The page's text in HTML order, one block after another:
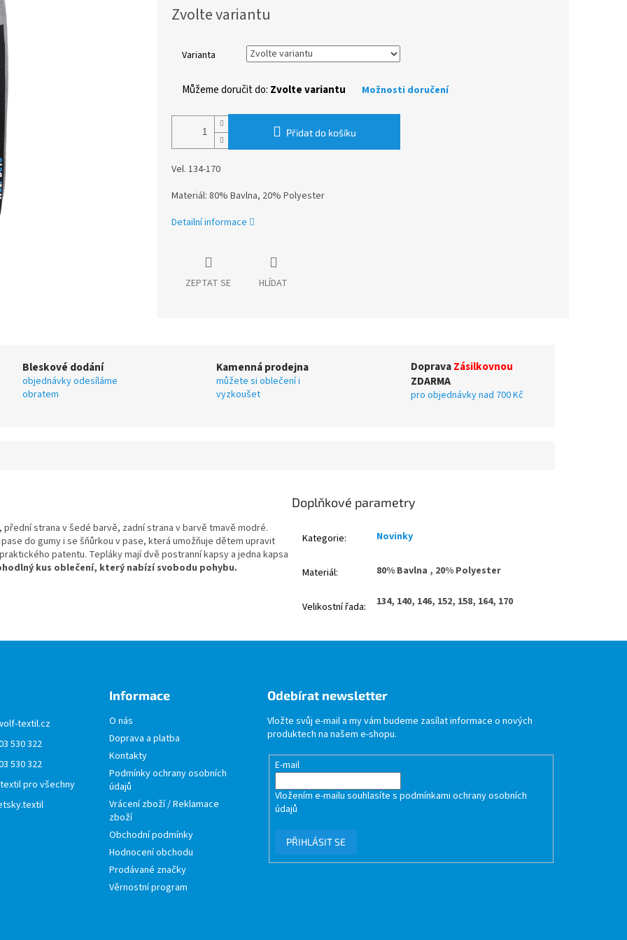
cena:
Zvolte variantu
Varianta
Můžeme doručit do: Zvolte variantu Možnosti doručení
Přidat do košíku
Vel. 134-170
Materiál: 80% Bavlna, 20% Polyester
Detailní informace
ZEPTAT SE HLÍDAT
Bleskové dodání
objednávky odesíláme
obratem
Kamenná prodejna
můžete si oblečení i
vyzkoušet
DopravaZásilkovnou
ZDARMA
pro objednávky nad 700 Kč
strana v šedé barvě, zadní strana v barvě tmavě modré.
do gumy i se šňůrkou v pase, která umožňuje dětem upravit
patentu. Tepláky mají dvě postranní kapsy a jedna kapsa
kus oblečení, který nabízí svobodu pohybu.
Doplňkové parametry
Kategorie: Novinky
Materiál: 80% Bavlna , 20% Polyester
Velikostní řada: 134, 140, 146, 152, 158, 164, 170
textil.cz
530 322
530 322
pro všechny
Informace
O nás
Doprava a platba
Kontakty
Podmínky ochrany osobních
údajů
Vrácení zboží / Reklamace
zboží
Obchodní podmínky
Hodnocení obchodu
Prodávané značky
Věrnostní program
Odebírat newsletter
Vložte svůj e-mail a my vám budeme zasílat informace o nových
produktech na našem e-shopu.
E-mail
Vložením e-mailu souhlasíte spodmínkami ochrany osobních
údajů
PŘIHLÁSIT SE